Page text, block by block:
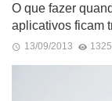
O que fazer
aplicativos ficam
13/09/2013